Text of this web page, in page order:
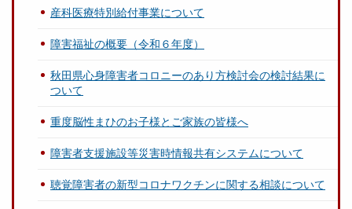
産科医療特別給付事業について
障害福祉の概要（令和６年度）
秋田県心身障害者コロニーのあり方検討会の検討結果に
ついて
重度脳性まひのお子様とご家族の皆様へ
障害者支援施設等災害時情報共有システムについて
聴覚障害者の新型コロナワクチンに関する相談について